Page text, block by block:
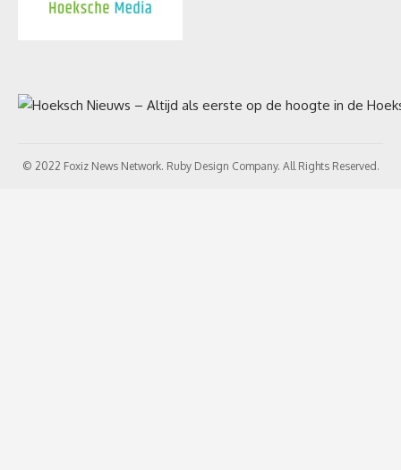
© 2022 Foxiz News Network. Ruby Design Company. All Rights Reserved.